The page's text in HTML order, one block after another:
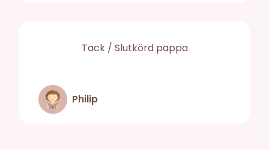
Tack / Slutkörd pappa
Philip